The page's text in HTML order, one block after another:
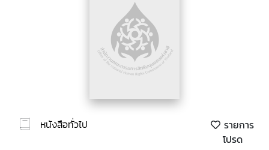
หนังสือทั่วไป
รายการ
โปรด